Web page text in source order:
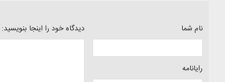
نام شما
رایانامه
دیدگاه خود را اینجا بنویسید: